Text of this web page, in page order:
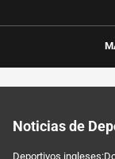
Noticias de
Deportivos